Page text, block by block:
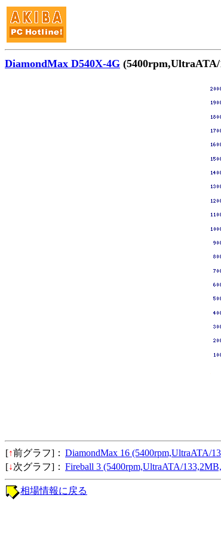
DiamondMax D540X-4G
[↑前グラフ]： DiamondMax 16 (5400rpm,UltraATA/
[↓次グラフ]： Fireball 3 (5400rpm,UltraATA/
相場情報に戻る